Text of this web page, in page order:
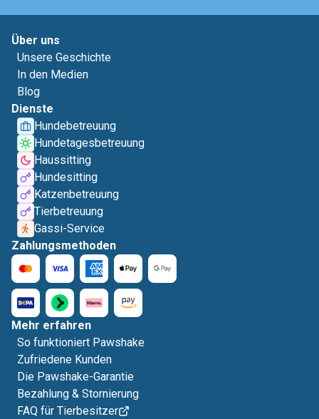
Über uns
Unsere Geschichte
In den Medien
Blog
Dienste
Hundebetreuung
Hundetagesbetreuung
Haussitting
Hundesitting
Katzenbetreuung
Tierbetreuung
Gassi-Service
Zahlungsmethoden
Mehr erfahren
So funktioniert Pawshake
Zufriedene Kunden
Die Pawshake-Garantie
Bezahlung & Stornierung
FAQ für Tierbesitzer